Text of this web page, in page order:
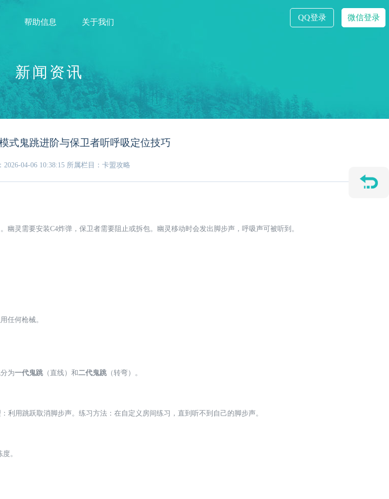
帮助信息 关于我们
QQ登录 微信登录
新闻资讯
式鬼跳进阶与保卫者听呼吸定位技巧
2026-04-06 10:38:15 所属栏目：卡盟攻略
。幽灵需要安装C4炸弹，保卫者需要阻止或拆包。幽灵移动时会发出脚步声，呼吸声可被听到。
任何枪械。
为一代鬼跳 （直线）和二代鬼跳 （转弯）。
用跳跃取消脚步声。练习方法：在自定义房间练习，直到听不到自己的脚步声。
。